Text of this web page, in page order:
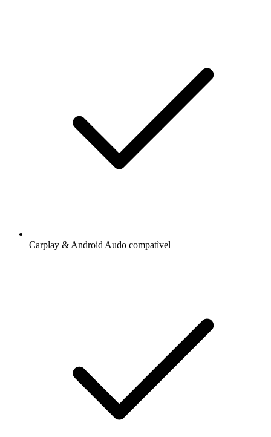
Carplay & Android Audo compatìvel